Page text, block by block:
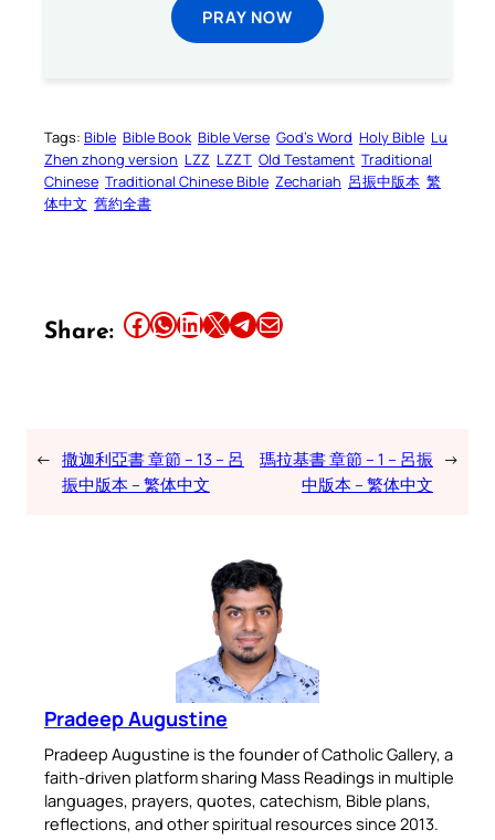
PRAY NOW
Tags: Bible Bible Book Bible Verse God’s Word Holy Bible Lu
Zhen zhong version LZZ LZZT Old Testament Traditional
Chinese Traditional Chinese Bible Zechariah 呂振中版本 繁
体中文 舊約全書
Share: Share this article on Facebook Share this article on WhatsApp Share this article on LinkedIn Share this article on X Share this article on TelegramEmail this Article
← 撒迦利亞書 章節 – 13 – 呂
振中版本 – 繁体中文
瑪拉基書 章節 – 1 – 呂振
中版本 – 繁体中文
→
Pradeep Augustine
Pradeep Augustine is the founder of Catholic Gallery, a
faith-driven platform sharing Mass Readings in multiple
languages, prayers, quotes, catechism, Bible plans,
reflections, and other spiritual resources since 2013.